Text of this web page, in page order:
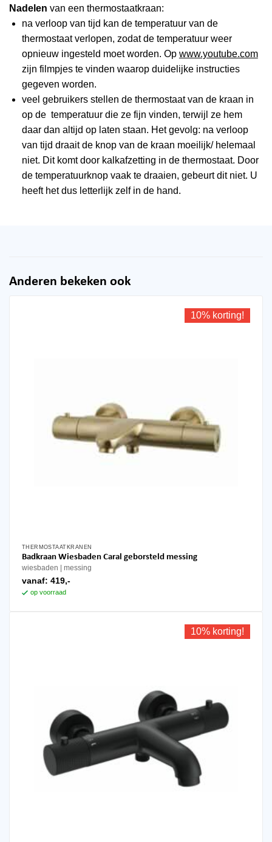
Nadelen van een thermostaatkraan:
na verloop van tijd kan de temperatuur van de
thermostaat verlopen, zodat de temperatuur weer
opnieuw ingesteld moet worden. Op www.youtube.com
zijn filmpjes te vinden waarop duidelijke instructies
gegeven worden.
veel gebruikers stellen de thermostaat van de kraan in
op de temperatuur die ze fijn vinden, terwijl ze hem
daar dan altijd op laten staan. Het gevolg: na verloop
van tijd draait de knop van de kraan moeilijk/ helemaal
niet. Dit komt door kalkafzetting in de thermostaat. Door
de temperatuurknop vaak te draaien, gebeurt dit niet. U
heeft het dus letterlijk zelf in de hand.
Anderen bekeken ook
10% korting!
THERMOSTAATKRANEN
Badkraan Wiesbaden Caral geborsteld messing
wiesbaden messing
vanaf: 419,-
op voorraad
10% korting!